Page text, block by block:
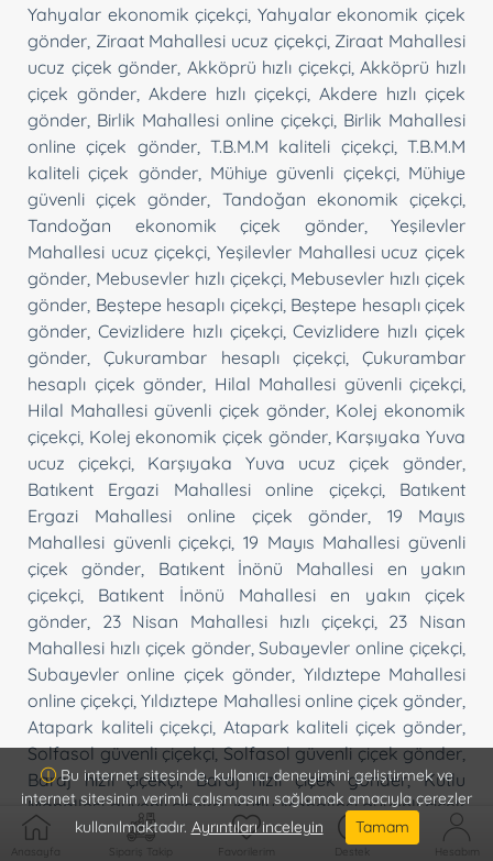
Yahyalar ekonomik çiçekçi Yahyalar ekonomik çiçek
gönder Ziraat Mahallesi ucuz çiçekçi, Ziraat Mahallesi
ucuz çiçek gönder Akköprü hızlı çiçekçi,Akköprü hızlı
çiçek gönder Akdere hızlı çiçekçi Akdere hızlı çiçek
gönder Birlik Mahallesi online çiçekçi Birlik Mahallesi
online çiçek gönder,T.B.M.M kaliteli çiçekçi,T.B.M.M
kaliteli çiçek gönder, Mühiye güvenli çiçekçi, Mühiye
güvenli çiçek gönder
Tandoğan ekonomik çiçekçi
Tandoğan ekonomik çiçek gönder, Yeşilevler
Mahallesi ucuz çiçekçi ,Yeşilevler Mahallesi ucuz çiçek
gönder Mebusevler hızlı çiçekçi, Mebusevler hızlı çiçek
gönder Beştepe hesaplı çiçekçi, Beştepe hesaplı çiçek
gönder Cevizlidere hızlı çiçekçi,Cevizlidere hızlı çiçek
gönder ,Çukurambar hesaplı çiçekçi, Çukurambar
hesaplı çiçek gönder Hilal Mahallesi güvenli çiçekçi
Hilal Mahallesi güvenli çiçek gönder, Kolej ekonomik
çiçekçi Kolej ekonomik çiçek gönder, Karşıyaka Yuva
ucuz çiçekçi
Karşıyaka Yuva ucuz çiçek gönder
Batıkent Ergazi Mahallesi online çiçekçi, Batıkent
Ergazi Mahallesi online çiçek gönder
19 Mayıs
Mahallesi güvenli çiçekçi ,19 Mayıs Mahallesi güvenli
çiçek gönder
Batıkent İnönü Mahallesi en yakın
çiçekçi
Batıkent İnönü Mahallesi en yakın çiçek
gönder
23 Nisan Mahallesi hızlı çiçekçi, 23 Nisan
Mahallesi hızlı çiçek gönder,Subayevler online çiçekçi
Subayevler online çiçek gönder Yıldıztepe Mahallesi
online çiçekçi ,Yıldıztepe Mahallesi online çiçek gönder
Atapark kaliteli çiçekçi Atapark kaliteli çiçek gönder
Solfasol güvenli çiçekçi,Solfasol güvenli çiçek gönder,
Baraj hızlı çiçekçi,Baraj hızlı çiçek gönder,Kutlu
Mahallesi güvenli çiçekçi,Kutlu Mahallesi güvenli çiçek
gönder,Şahap Gürler Mahallesi ucuz çiçekçi,
Şahap
Anasayfa Sipariş Takip Favorilerim Destek Hesabım
Bu internet sitesinde, kullanıcı deneyimini geliştirmek ve
internet sitesinin verimli çalışmasını sağlamak amacıyla çerezler
kullanılmaktadır. Ayrıntıları inceleyin Tamam